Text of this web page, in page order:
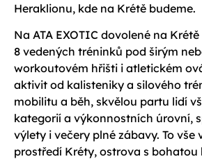
Heraklionu, kde na Krétě budeme.
Na ATA EXOTIC dovolené na
8 vedených tréninků pod širým
workoutovém hřišti i atletickém
aktivit od kalisteniky a silového
mobilitu a běh, skvělou partu lidí
kategorií a výkonnostních úrovní,
výlety i večery plné zábavy. To vše
prostředí Kréty, ostrova s bohatou